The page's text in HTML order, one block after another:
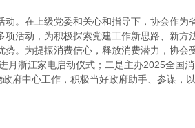
在上级党委和关心和指导下，协会作为
活动，为积极探索党建工作新思路、新方
为提振消费信心，释放消费潜力，协会
月浙江家电启动仪式；二是主办2025全国
府中心工作，积极当好政府助手、参谋，